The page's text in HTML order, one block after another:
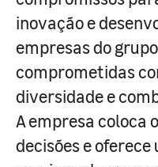
inovação e
empresas do
comprometidas
diversidade e
A empresa coloca
decisões e